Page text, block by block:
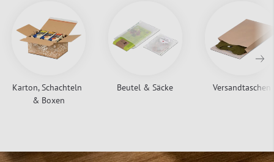
Karton, Schachteln
& Boxen
Beutel & Säcke Versandtaschen